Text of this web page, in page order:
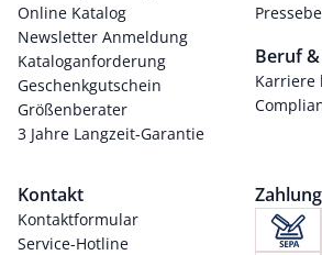
Online Katalog
Newsletter Anmeldung
Kataloganforderung
Geschenkgutschein
Größenberater
3 Jahre Langzeit-Garantie
Beruf
Karriere
Kontakt
Kontaktformular
Service-Hotline